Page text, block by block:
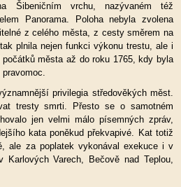
Šibeničním vrchu, nazývaném též
Panorama. Poloha nebyla zvolena
z celého města, z cesty směrem na
plnila nejen funkci výkonu trestu, ale i
města až do roku 1765, kdy byla
privilegia středověkých měst.
tresty smrti. Přesto se o samotném
jen velmi málo písemných zpráv,
kata poněkud překvapivé. Kat totiž
ale za poplatek vykonával exekuce i v
Karlových Varech, Bečově nad Teplou,